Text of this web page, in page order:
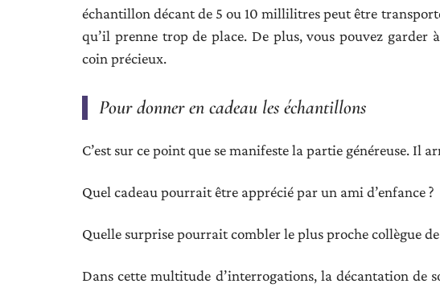
échantillon décant de 5 ou 10 millilitres peut être
qu’il prenne trop de place. De plus, vous pouvez
coin précieux.
Pour donner en cadeau les échantillons
C’est sur ce point que se manifeste la partie généreuse. Il
Quel cadeau pourrait être apprécié par un ami d’enfance ?
Quelle surprise pourrait combler le plus proche collègue
Dans cette multitude d’interrogations, la décantation